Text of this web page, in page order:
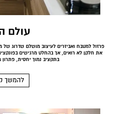
עולם
פרזול למטבח ואביזרים לעיצוב מושלם שדרוג
את חלקן לא רואים, אך בהחלט מרגישים
בתקציב נמוך יחסית,
להמשך